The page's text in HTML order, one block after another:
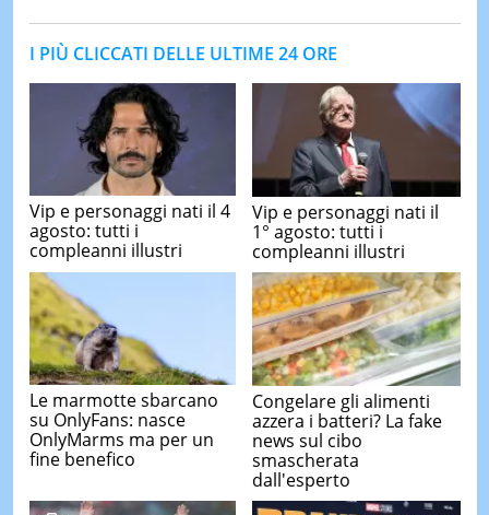
I PIÙ CLICCATI DELLE ULTIME 24 ORE
Vip e personaggi nati il 4
agosto: tutti i
compleanni illustri
Vip e personaggi nati il
1° agosto: tutti i
compleanni illustri
Le marmotte sbarcano
su OnlyFans: nasce
OnlyMarms ma per un
fine benefico
Congelare gli alimenti
azzera i batteri? La fake
news sul cibo
smascherata
dall'esperto